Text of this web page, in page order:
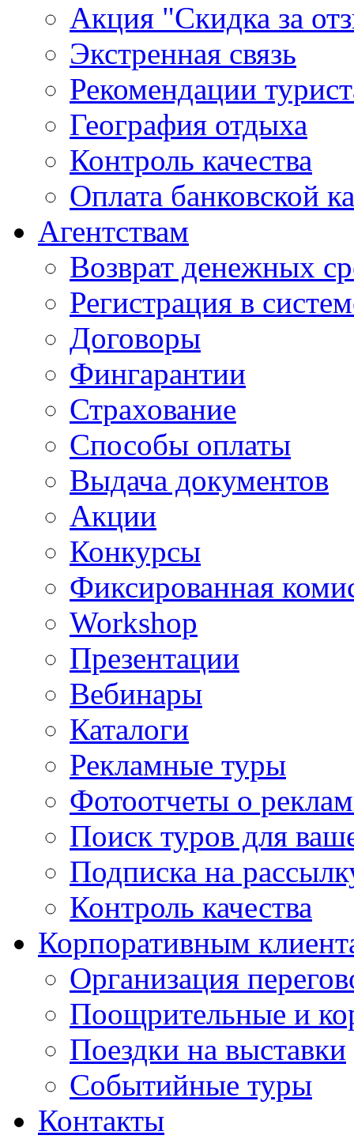
Акция "Скидка за
Экстренная связь
Рекомендации
География отдыха
Контроль качества
Оплата банковской
Агентствам
Возврат денежных
Регистрация в
Договоры
Фингарантии
Страхование
Способы оплаты
Выдача документов
Акции
Конкурсы
Фиксированная
Workshop
Презентации
Вебинары
Каталоги
Рекламные туры
Фотоотчеты о
Поиск туров для
Подписка на
Контроль качества
Корпоративным
Организация
Поощрительные и
Поездки на выставки
Событийные туры
Контакты